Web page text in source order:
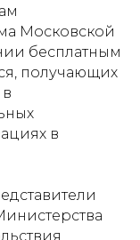
Московской
бесплатным
получающих
в